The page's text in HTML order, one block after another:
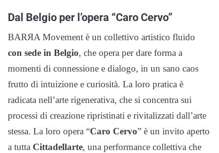
Dal Belgio per l’opera “Caro Cervo”
BARЯA Movement è un collettivo artistico fluido
con sede in Belgio, che opera per dare forma a
momenti di connessione e dialogo, in un sano caos
frutto di intuizione e curiosità. La loro pratica è
radicata nell’arte rigenerativa, che si concentra sui
processi di creazione ripristinati e rivitalizzati dall’arte
stessa. La loro opera “Caro Cervo” è un invito aperto
a tutta Cittadellarte, una performance collettiva che